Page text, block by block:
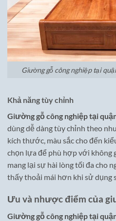
Giường gỗ công nghiệp tại
Khả năng tùy chỉnh
Giường gỗ công nghiệp tại
dùng dễ dàng tùy chỉnh theo
kích thước, màu sắc cho đến
chọn lựa để phù hợp với không
mang lại sự hài lòng tối đa cho
thấy thoải mái hơn khi sử dụng
Ưu và nhược điểm của
Giường gỗ công nghiệp tại